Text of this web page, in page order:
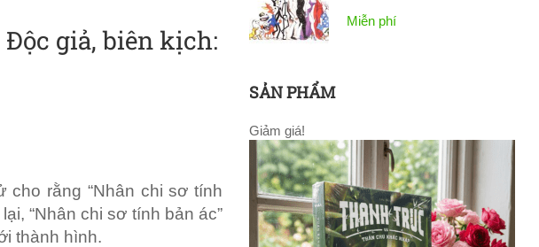
giả, biên kịch:
rằng “Nhân chi sơ tính
“Nhân chi sơ tính bản ác”
thành hình.
Miễn phí
SẢN PHẨM
Giảm giá!